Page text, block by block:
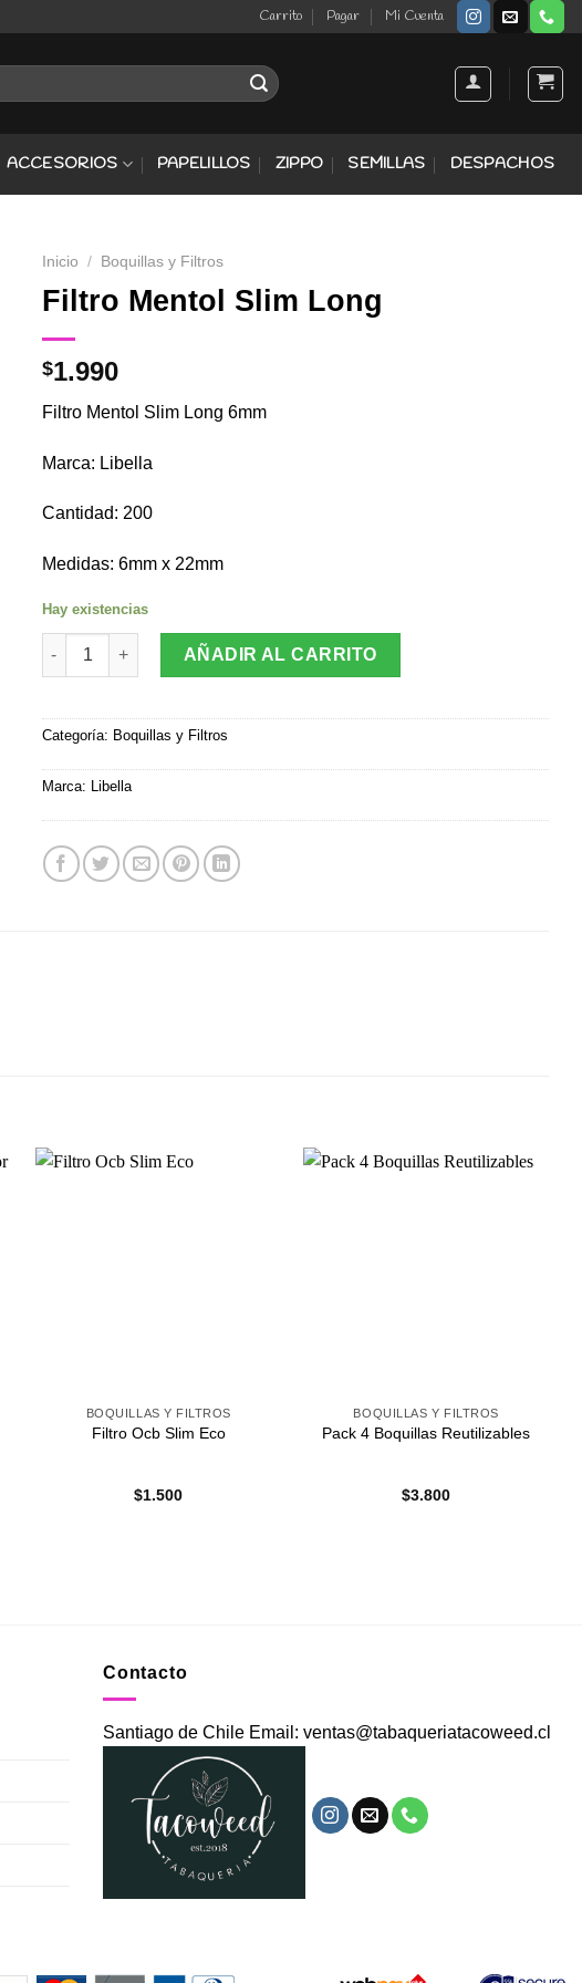
Carrito Pagar Mi Cuenta
ACCESORIOS PAPELILLOS ZIPPO SEMILLAS DESPACHOS
Inicio / Boquillas y Filtros
Filtro Mentol Slim Long
$1.990
Filtro Mentol Slim Long 6mm
Marca: Libella
Cantidad: 200
Medidas: 6mm x 22mm
Hay existencias
Filtro Mentol Slim Long cantidad
AÑADIR AL CARRITO
Categoría: Boquillas y Filtros
Marca: Libella
BOQUILLAS Y FILTROS
Filtro Ocb Slim Eco
$1.500
BOQUILLAS Y FILTROS
Pack 4 Boquillas Reutilizables
$3.800
Contacto
Santiago de Chile Email: ventas@tabaqueriatacoweed.cl